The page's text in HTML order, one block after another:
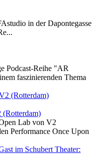
in der Dapontegasse
Podcast-Reihe "AR
faszinierenden Thema
(Rotterdam)
Lab von V2
Performance Once Upon